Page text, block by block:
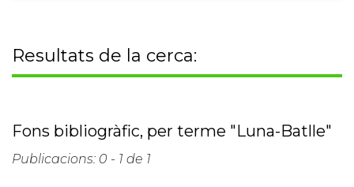
Resultats de la cerca:
Fons bibliogràfic, per terme "Luna-Batlle"
Publicacions: 0 - 1 de 1